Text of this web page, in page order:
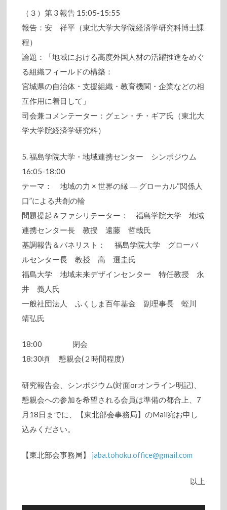
（３）第 3 報告 15:05-15:55
報告：安 祥平（東北大学大学院経済学研究科博士課
程）
論題：「地域における高度外国人材の活躍推進をめぐ
る組織フィールドの構築：
宮城県の自治体・支援組織・教育機関・企業などの相
互作用に着目して」
司会兼コメンテーター：グェン・チ・ギア氏（東北大
学大学院経済学研究科）
5. 福島学院大学・地域連携センター シンポジウム
16:05-18:00
テーマ： 地域の力 × 世界の縁 ― グローカル“関係人
口”による共創の輪
問題提起＆ファシリテーター： 福島学院大学 地域
連携センター長 教授 遠藤 哲哉氏
基調報告＆パネリスト： 福島学院大学 グローバ
ルセンター長 教授 高 選圭氏
福島大学 地域未来デザインセンター 特任教授 永
井 義人氏
一般社団法人 ふくしま百年基金 副理事長 蛭川
靖弘氏
18:00 閉会
18:30頃 懇親会(２時間程度)
研究報告会、シンポジウム(対面orオンライン明記)、
懇親会への参加を希望される会員は準備の都合上、7
月18日までに、【東北部会事務局】のMail宛お申し
込みください。
【東北部会事務局】 jaba.tohoku.office@gmail.com
以上